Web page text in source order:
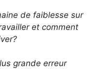
de faiblesse sur
et comment
grande erreur